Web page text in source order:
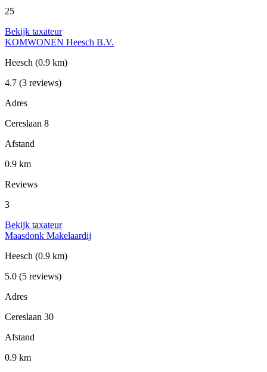
25
Bekijk taxateur
KOMWONEN Heesch B.V.
Heesch (0.9 km)
4.7 (3 reviews)
Adres
Cereslaan 8
Afstand
0.9 km
Reviews
3
Bekijk taxateur
Maasdonk Makelaardij
Heesch (0.9 km)
5.0 (5 reviews)
Adres
Cereslaan 30
Afstand
0.9 km